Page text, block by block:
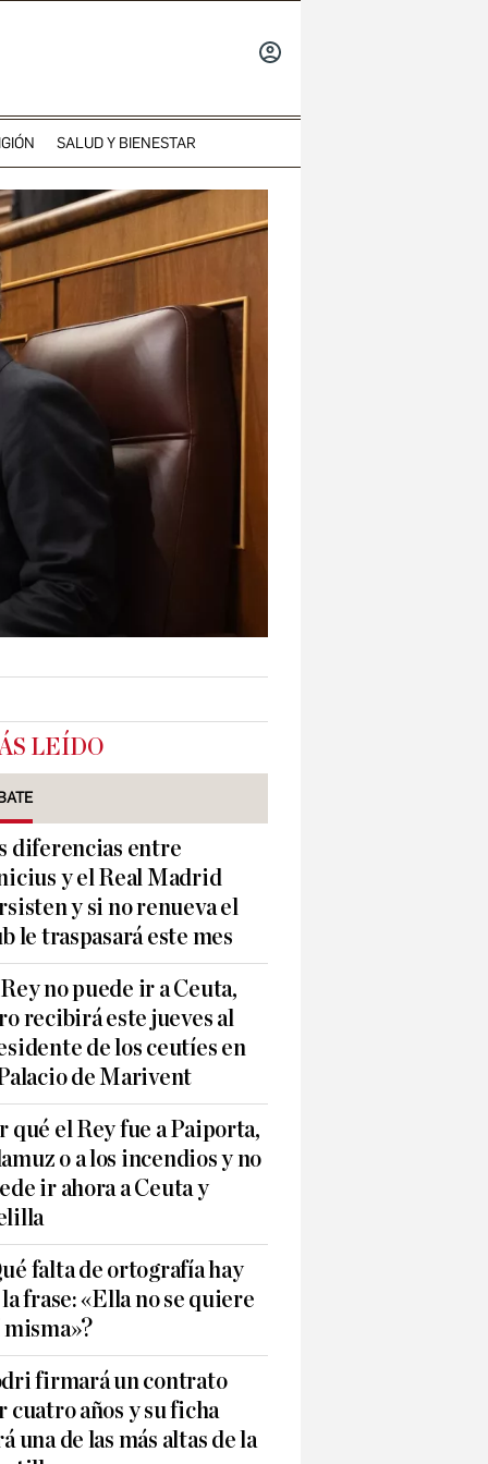
SALUD Y BIENESTAR
LEÍDO
diferencias entre
y el Real Madrid
y si no renueva el
le traspasará este mes
no puede ir a Ceuta,
recibirá este jueves al
de los ceutíes en
de Marivent
qué el Rey fue a Paiporta,
o a los incendios y no
ir ahora a Ceuta y
falta de ortografía hay
frase: «Ella no se quiere
misma»?
firmará un contrato
cuatro años y su ficha
una de las más altas de la